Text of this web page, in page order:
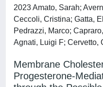
2023 Amato, Sarah;
Ceccoli, Cristina; Gatta,
Pedrazzi, Marco;
Agnati, Luigi F; Cervetto,
Membrane
Progesterone-